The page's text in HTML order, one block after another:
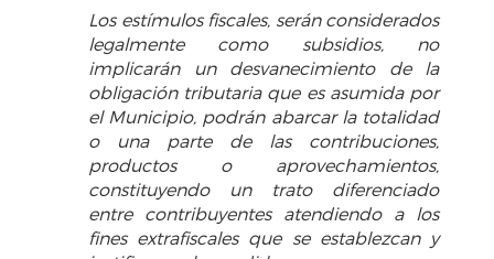
Los estímulos fiscales, serán considerados
legalmente como subsidios, no
implicarán un desvanecimiento de la
obligación tributaria que es asumida por
el Municipio, podrán abarcar la totalidad
o una parte de las contribuciones,
productos o aprovechamientos,
constituyendo un trato diferenciado
entre contribuyentes atendiendo a los
fines extrafiscales que se establezcan y